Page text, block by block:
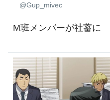
@Gup_mivec
M班メンバーが社蓄に